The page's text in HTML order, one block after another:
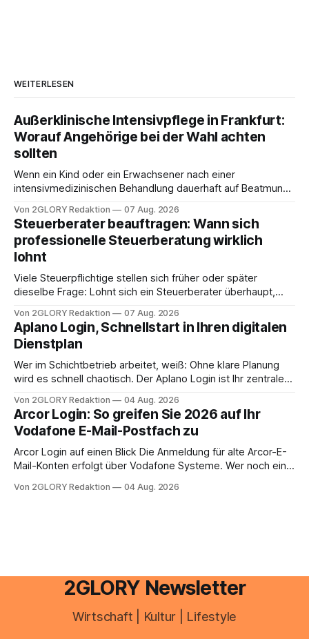
WEITERLESEN
Außerklinische Intensivpflege in Frankfurt:
Worauf Angehörige bei der Wahl achten
sollten
Wenn ein Kind oder ein Erwachsener nach einer
intensivmedizinischen Behandlung dauerhaft auf Beatmung
angewiesen ist, stellt sich für Familien eine schwierige
Frage: Muss die Versorgung dauerhaft in der Klinik bleiben –
oder ist ein Leben zu Hause möglich? Die außerklinische
Intensivpflege bietet genau diese Alternative: Sie
Von 2GLORY Redaktion 07 Aug. 2026
Steuerberater beauftragen: Wann sich
professionelle Steuerberatung wirklich
lohnt
Viele Steuerpflichtige stellen sich früher oder später
dieselbe Frage: Lohnt sich ein Steuerberater überhaupt,
erledigen? Die kurze Antwort: Bei einfachen
Einkommensverhältnissen reicht häufig eine Steuersoftware
aus – sobald jedoch mehrere Einkunftsarten
zusammentreffen oder größere finanzielle Veränderungen
anstehen, zahlt sich professionelle Unterstützung meist
Von 2GLORY Redaktion 07 Aug. 2026
Aplano Login, Schnellstart in Ihren digitalen
Dienstplan
Wer im Schichtbetrieb arbeitet, weiß: Ohne klare Planung
wird es schnell chaotisch. Der Aplano Login ist Ihr zentraler
abwesenheiten und die gesamte kommunikation rund um
Ihr personal digital zu organisieren. In diesem Leitfaden
erfahren Sie alles, was Sie für einen reibungslosen Einstieg
brauchen, von der Registrierung
Von 2GLORY Redaktion 04 Aug. 2026
Arcor Login: So greifen Sie 2026 auf Ihr
Vodafone E-Mail-Postfach zu
Arcor Login auf einen Blick Die Anmeldung für alte Arcor-E-
Mail-Konten erfolgt über Vodafone Systeme. Wer noch eine
besitzt, loggt sich heute über das Vodafone E-Mail & Cloud
Von 2GLORY Redaktion 04 Aug. 2026
2GLORY Newsletter
Wirtschaft | Kultur | Lifestyle